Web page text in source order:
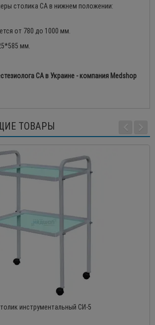
столика СА в нижнем положении:
от 780 до 1000 мм.
мм.
СА в Украине - компания Medshop
ТОВАРЫ
инструментальный СИ-5